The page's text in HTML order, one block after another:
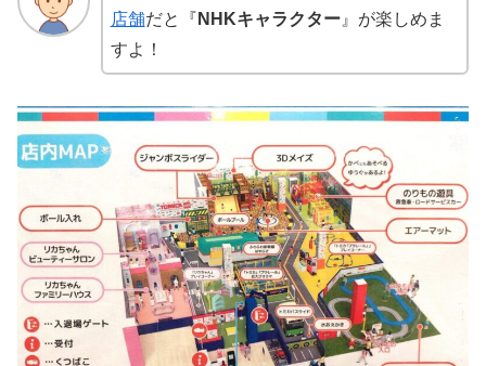
店舗だと『 NHKキャラクター』が楽しめま
すよ！